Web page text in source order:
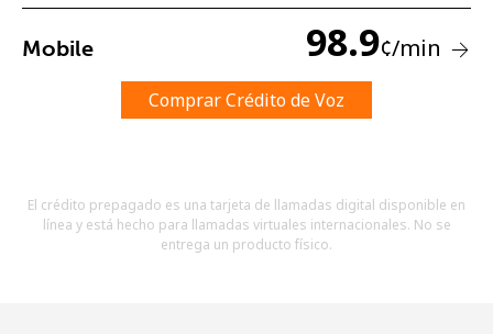
No se ha creado una contraseña
Mínimo 8 caracteres
Un caracter especial
Mobile 98.9¢/min
Comprar Crédito de Voz
El crédito prepagado es una tarjeta de llamadas digital disponible en
línea y está hecho para llamadas virtuales internacionales. No se
entrega un producto físico.